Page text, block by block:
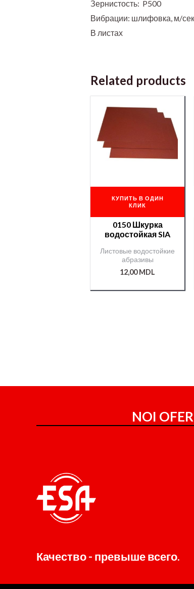
Зернистость: P500
Вибрации: шлифовка, м/
В листах
Related products
КУПИТЬ В ОДИН
КЛИК
0150 Шкурка
водостойкая SIA
Листовые водостойкие
абразивы
12,00MDL
NOI
Качество - превыше всего.